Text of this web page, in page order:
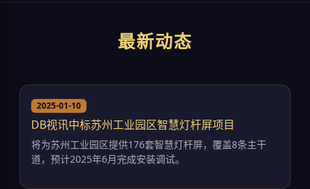
最新动态
2025-01-10
DB视讯中标苏州工业园区智慧灯杆屏项目
将为苏州工业园区提供176套智慧灯杆屏，覆盖8条主干
道，预计2025年6月完成安装调试。